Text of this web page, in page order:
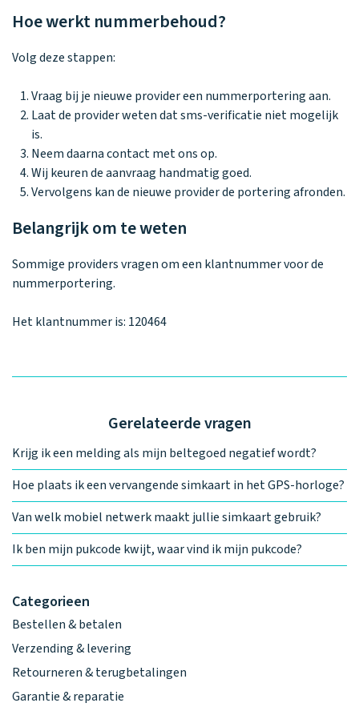
Categorieen
Bestellen & betalen
Verzending & levering
Retourneren & terugbetalingen
Garantie & reparatie
Hoe werkt nummerbehoud?
Volg deze stappen:
Vraag bij je nieuwe provider een nummerportering aan.
Laat de provider weten dat sms-verificatie niet mogelijk
is.
Neem daarna contact met ons op.
Wij keuren de aanvraag handmatig goed.
Vervolgens kan de nieuwe provider de portering afronden.
Belangrijk om te weten
Sommige providers vragen om een klantnummer voor de
nummerportering.
Het klantnummer is: 120464
Gerelateerde vragen
Krijg ik een melding als mijn beltegoed negatief wordt?
Hoe plaats ik een vervangende simkaart in het GPS-horloge?
Van welk mobiel netwerk maakt jullie simkaart gebruik?
Ik ben mijn pukcode kwijt, waar vind ik mijn pukcode?